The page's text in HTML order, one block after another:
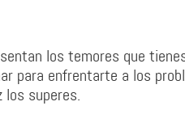
los temores que
para enfrentarte a los
los superes.